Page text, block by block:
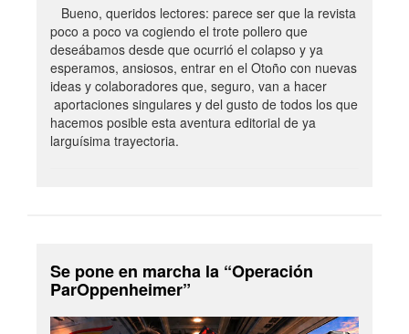
Bueno, queridos lectores: parece ser que la revista
poco a poco va cogiendo el trote pollero que
deseábamos desde que ocurrió el colapso y ya
esperamos, ansiosos, entrar en el Otoño con nuevas
ideas y colaboradores que, seguro, van a hacer
aportaciones singulares y del gusto de todos los que
hacemos posible esta aventura editorial de ya
larguísima trayectoria.
Se pone en marcha la “Operación
ParOppenheimer”